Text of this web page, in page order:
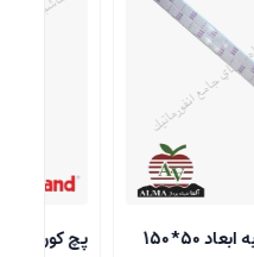
پچ کورد 1 متری Cat6UTP لگراند
مکانیزم